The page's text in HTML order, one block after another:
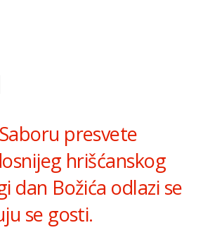
presvete
hrišćanskog
dan Božića odlazi se
se gosti.